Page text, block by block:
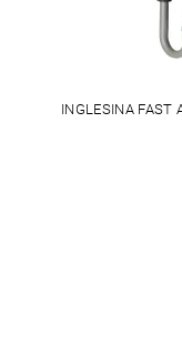
INGLESINA FAST